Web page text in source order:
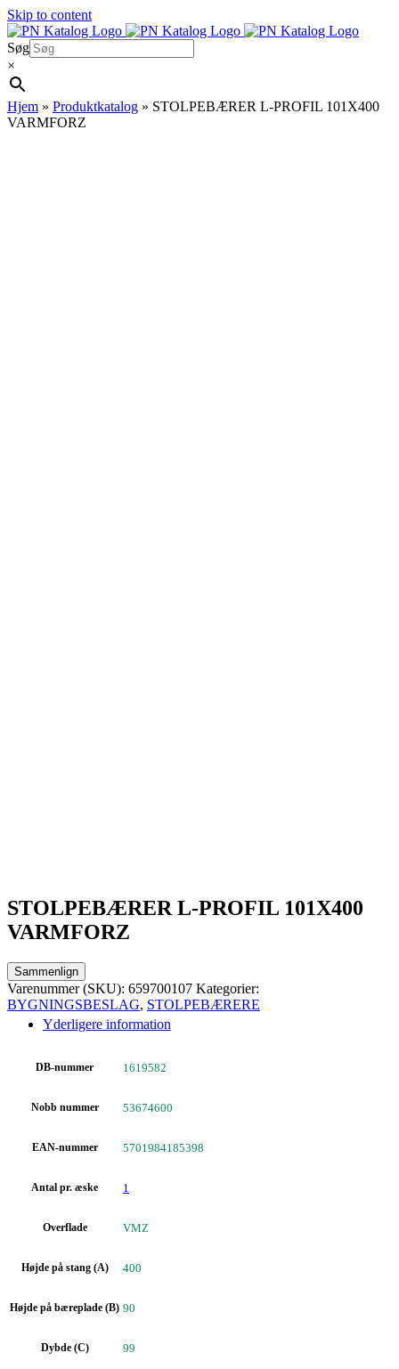
Skip to content
Søg
×
Hjem » Produktkatalog » STOLPEBÆRER L-PROFIL 101X400
VARMFORZ
STOLPEBÆRER L-PROFIL 101X400
VARMFORZ
Sammenlign
Varenummer (SKU): 659700107 Kategorier:
BYGNINGSBESLAG, STOLPEBÆRERE
Yderligere information
DB-nummer 1619582
Nobb nummer 53674600
EAN-nummer 5701984185398
Antal pr. æske 1
Overflade VMZ
Højde på stang (A) 400
Højde på bæreplade (B) 90
Dybde (C) 99